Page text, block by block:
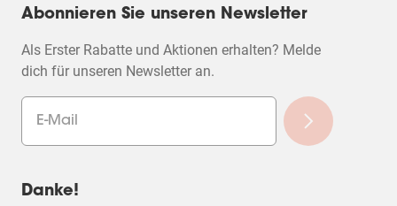
Abonnieren Sie unseren Newsletter
Als Erster Rabatte und Aktionen erhalten? Melde
dich für unseren Newsletter an.
Danke!